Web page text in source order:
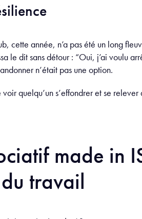
cette année, n’a pas été un long
le dit sans détour : “Oui, j’ai voulu
n’était pas une option.
quelqu’un s’effondrer et se
made in
travail